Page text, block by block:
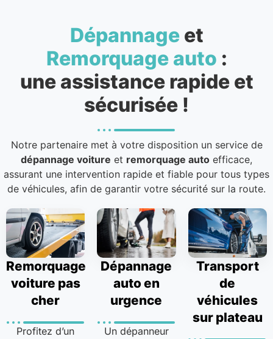
Dépannageet
Remorquage auto :
une assistance rapide et
sécurisée !
Notre partenaire met à votre disposition un service de
dépannage voiture et remorquage auto efficace,
assurant une intervention rapide et fiable pour tous types
de véhicules, afin de garantir votre sécurité sur la route.
Remorquage
voiture pas
cher
Profitez d’un
Dépannage
auto en
urgence
Un dépanneur
Transport
de
véhicules
sur plateau